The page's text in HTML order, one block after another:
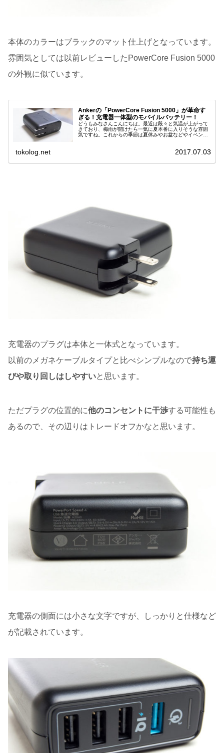
本体のカラーはブラックのマット仕上げとなっています。
雰囲気としては以前レビューしたPowerCore Fusion 5000
の外観に似ています。
Ankerの「PowerCore Fusion 5000」が革命す
ぎる！充電器一体型のモバイルバッテリー！
どうもみなさんこんにちは。最近は段々と気温が上がって
きており、梅雨が開けたら一気に夏本番に入りそうな雰囲
気ですね。これからの季節は夏休みやお盆などやイベント
tokolog.net 2017.07.03
充電器のプラグは本体と一体式となっています。
以前のメガネケーブルタイプと比べシンプルなので持ち運
びや取り回しはしやすいと思います。
ただプラグの位置的に他のコンセントに干渉する可能性も
あるので、その辺りはトレードオフかなと思います。
充電器の側面には小さな文字ですが、しっかりと仕様など
が記載されています。